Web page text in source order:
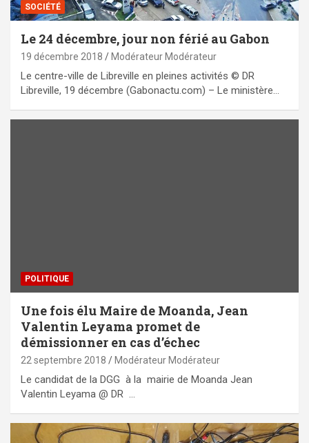
SOCIÉTÉ
Le 24 décembre, jour non férié au Gabon
19 décembre 2018 Modérateur Modérateur
Le centre-ville de Libreville en pleines activités © DR
Libreville, 19 décembre (Gabonactu.com) – Le ministère…
POLITIQUE
Une fois élu Maire de Moanda, Jean
Valentin Leyama promet de
démissionner en cas d’échec
22 septembre 2018 Modérateur Modérateur
Le candidat de la DGG à la mairie de Moanda Jean
Valentin Leyama @ DR …